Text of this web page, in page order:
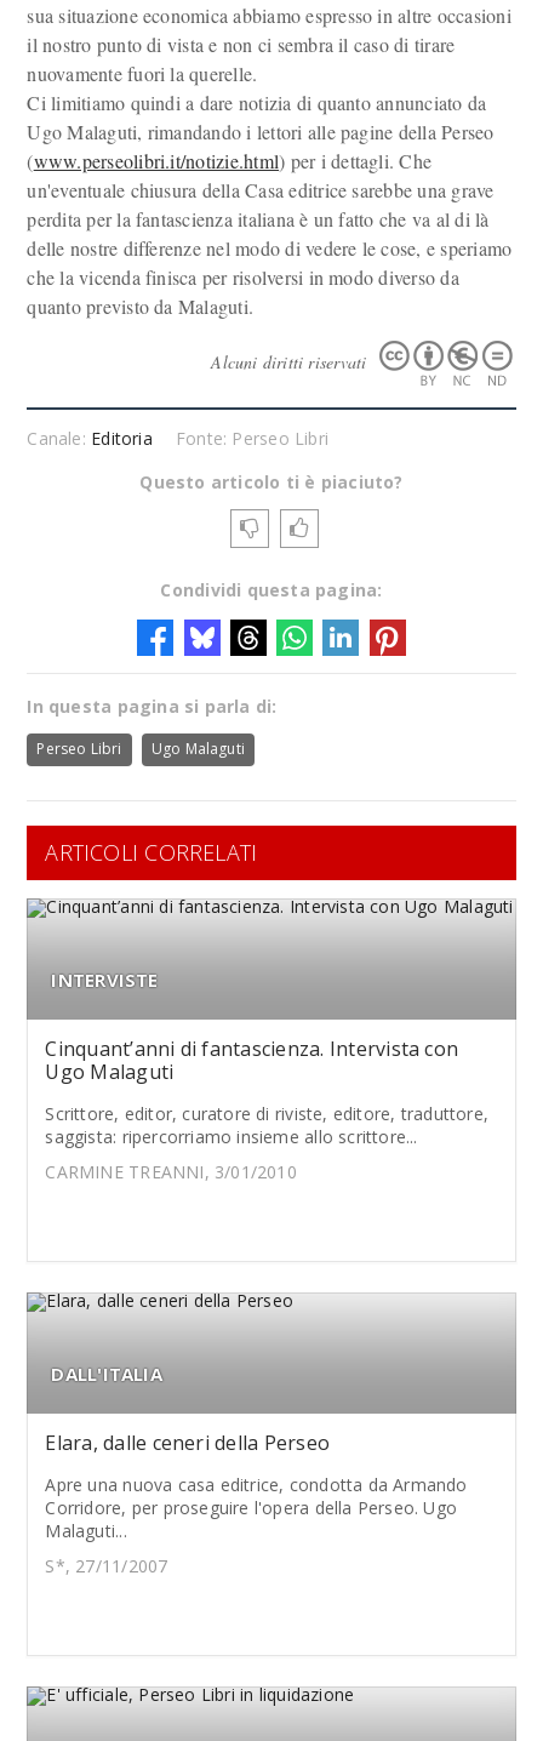
sua situazione economica abbiamo espresso in altre occasioni
il nostro punto di vista e non ci sembra il caso di tirare
nuovamente fuori la querelle.
Ci limitiamo quindi a dare notizia di quanto annunciato da
Ugo Malaguti, rimandando i lettori alle pagine della Perseo
(www.perseolibri.it/notizie.html) per i dettagli. Che
un'eventuale chiusura della Casa editrice sarebbe una grave
perdita per la fantascienza italiana è un fatto che va al di là
delle nostre differenze nel modo di vedere le cose, e speriamo
che la vicenda finisca per risolversi in modo diverso da
quanto previsto da Malaguti.
Alcuni diritti riservati
Canale: Editoria
Fonte: Perseo Libri
Questo articolo ti è piaciuto?
Condividi questa pagina:
In questa pagina si parla di:
Perseo Libri Ugo Malaguti
ARTICOLI CORRELATI
INTERVISTE
Cinquant’anni di fantascienza. Intervista con
Ugo Malaguti
Scrittore, editor, curatore di riviste, editore, traduttore,
saggista: ripercorriamo insieme allo scrittore...
CARMINE TREANNI, 3/01/2010
DALL'ITALIA
Elara, dalle ceneri della Perseo
Apre una nuova casa editrice, condotta da Armando
Corridore, per proseguire l'opera della Perseo. Ugo
Malaguti...
S*, 27/11/2007